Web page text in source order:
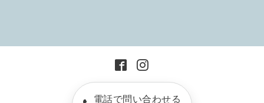
電話で問い合わせる